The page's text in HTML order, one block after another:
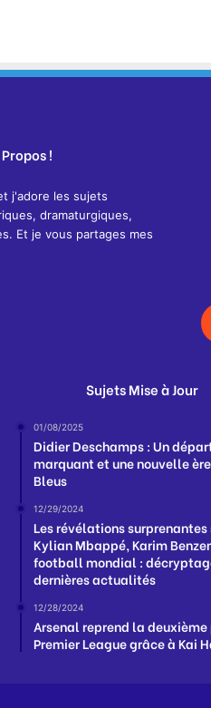
!
j'adore les sujets
dramaturgiques,
Et je vous partages mes
Sujets Mise à Jour
01/08/2025
Didier Deschamps : Un
marquant et une nouvelle
Bleus
12/29/2024
Les révélations surprenantes
Kylian Mbappé, Karim
football mondial :
dernières actualités
12/28/2024
Arsenal reprend la
Premier League grâce à Kai